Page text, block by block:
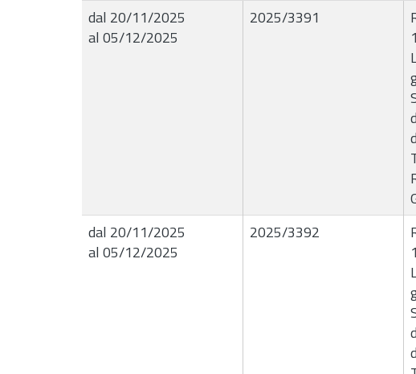
dal 20/11/2025
al 05/12/2025
2025/3391
dal 20/11/2025
al 05/12/2025
2025/3392